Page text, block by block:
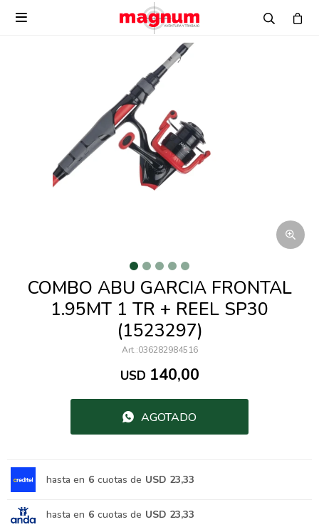

COMBO ABU GARCIA FRONTAL
1.95MT 1 TR + REEL SP30
(1523297)
036282984516
USD 140,00
AGOTADO
hasta en 6 cuotas de USD 23,33
hasta en 6 cuotas de USD 23,33